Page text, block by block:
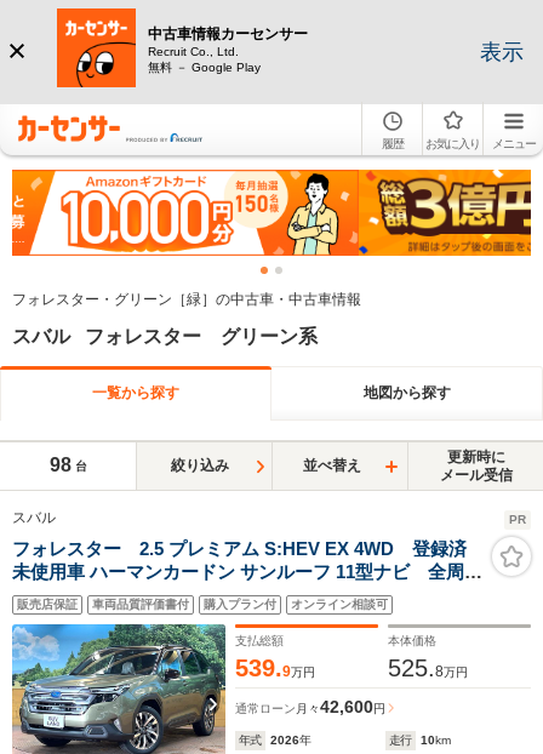
中古車情報カーセンサー
Recruit Co., Ltd.
無料 － Google Play
表示
履歴 お気に入り メニュー
フォレスター・グリーン［緑］の中古車・中古車情報
スバル フォレスター グリーン系
一覧から探す 地図から探す
98 台 絞り込み 並べ替え
更新時に
メール受信
スバル PR
フォレスター 2.5 プレミアム S:HEV EX 4WD 登録済
未使用車 ハーマンカードン サンルーフ 11型ナビ 全周囲
カメラ ブラウンナッパレザーシート スマートリアビュー
ミラー アイサイトセーフティプラス レーダークルーズ 電
動リアゲート
販売店保証 車両品質評価書付 購入プラン付 オンライン相談可
支払総額
539.9万円
本体価格
525.8万円
通常ローン 月々42,600円
年式 2026年 走行 10km